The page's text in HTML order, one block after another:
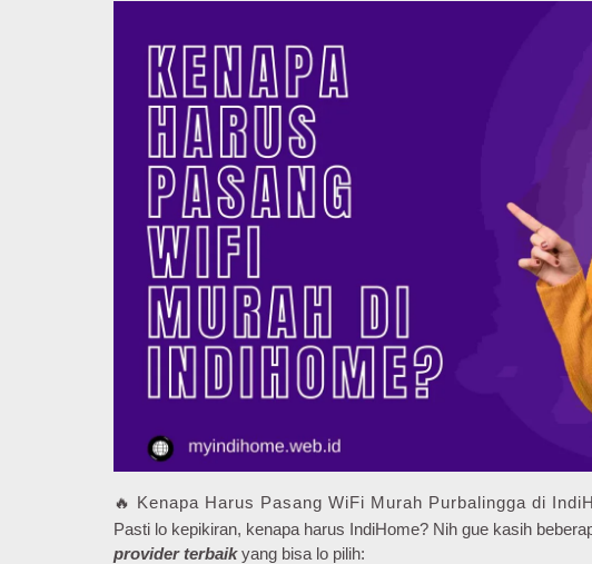
🔥 Kenapa Harus Pasang WiFi Murah Purbalingga di
Pasti lo kepikiran, kenapa harus IndiHome? Nih gue kasih
provider terbaikyang bisa lo pilih: